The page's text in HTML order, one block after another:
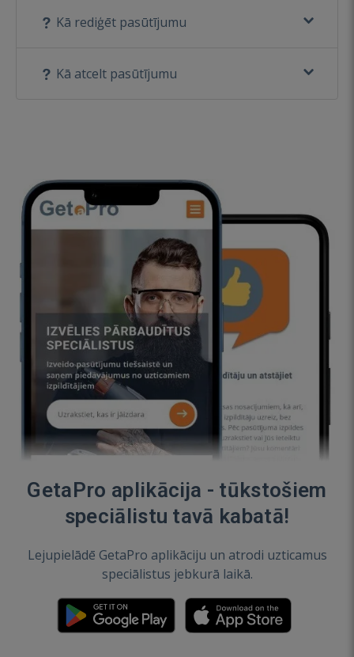
Kā rediģēt pasūtījumu
Kā atcelt pasūtījumu
GetaPro aplikācija - tūkstošiem
speciālistu tavā kabatā!
Lejupielādē GetaPro aplikāciju un atrodi uzticamus
speciālistus jebkurā laikā.